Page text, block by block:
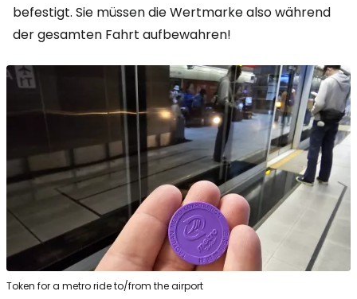
befestigt. Sie müssen die Wertmarke also während
der gesamten Fahrt aufbewahren!
Token for a metro ride to/from the airport